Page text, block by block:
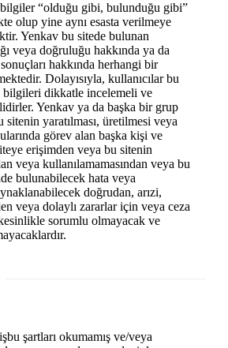
“olduğu gibi, bulunduğu gibi”
olup yine aynı esasta verilmeye
Yenkav bu sitede bulunan
veya doğruluğu hakkında ya da
hakkında herhangi bir
Dolayısıyla, kullanıcılar bu
bilgileri dikkatle incelemeli ve
Yenkav ya da başka bir grup
sitenin yaratılması, üretilmesi veya
görev alan başka kişi ve
erişimden veya bu sitenin
veya kullanılamamasından veya bu
bulunabilecek hata veya
doğrudan, arızi,
veya dolaylı zararlar için veya ceza
sorumlu olmayacak ve
şartları okumamış ve/veya